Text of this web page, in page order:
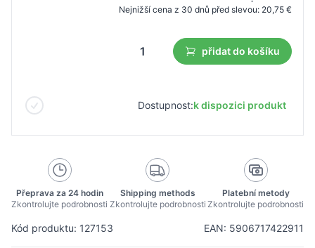
Kód produktu: 127153 EAN: 5906717422911
Nejnižší cena z 30 dnů před slevou: 20,75 €
přidat do košíku
Dostupnost:k dispozici produkt
Přeprava za 24 hodin
Zkontrolujte podrobnosti
Shipping methods
Zkontrolujte podrobnosti
Platební metody
Zkontrolujte podrobnosti